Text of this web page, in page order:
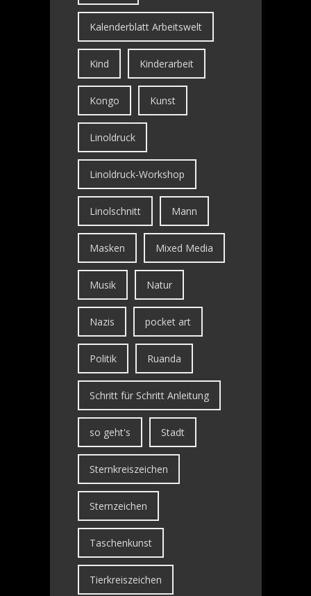
Kalenderblatt Arbeitswelt
Kind Kinderarbeit
Kongo Kunst
Linoldruck
Linoldruck-Workshop
Linolschnitt Mann
Masken Mixed Media
Musik Natur
Nazis pocket art
Politik Ruanda
Schritt für Schritt Anleitung
so geht's Stadt
Sternkreiszeichen
Sternzeichen
Taschenkunst
Tierkreiszeichen